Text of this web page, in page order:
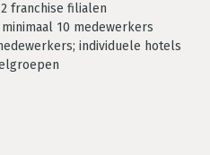
franchise filialen
10 medewerkers
individuele hotels